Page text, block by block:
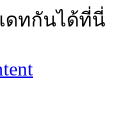
ดทกันได้ที่นี่